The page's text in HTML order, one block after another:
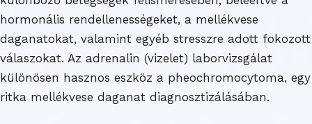
hormonális rendellenességeket, a mellékvese
daganatokat, valamint egyéb stresszre adott fokozott
válaszokat. Az adrenalin (vizelet) laborvizsgálat
különösen hasznos eszköz a pheochromocytoma, egy
ritka mellékvese daganat diagnosztizálásában.